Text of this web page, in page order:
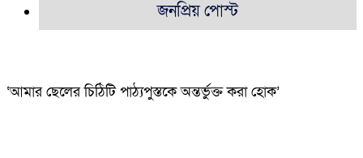
জনপ্রিয় পোস্ট
‘আমার ছেলের চিঠিটি পাঠ্যপুস্তকে অন্তর্ভুক্ত করা হোক’